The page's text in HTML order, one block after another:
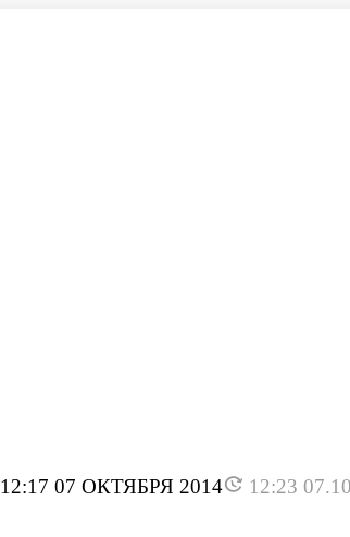
12:17 07 ОКТЯБРЯ 2014 12:23